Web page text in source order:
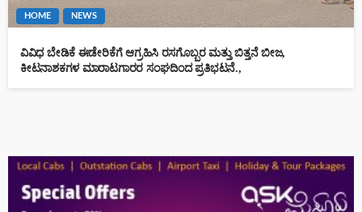
HOME NEWS
ವಿವಿಧ ಬೇಡಿಕೆ ಈಡೇರಿಕೆಗೆ ಆಗ್ರಹಿಸಿ ರಸಗೊಬ್ಬರ ಮತ್ತು ಬಿತ್ತನೆ ಬೀಜ,
ಕೀಟನಾಶಕಗಳ ಮಾರಾಟಗಾರರ ಸಂಘದಿಂದ ಪ್ರತಿಭಟನೆ.,